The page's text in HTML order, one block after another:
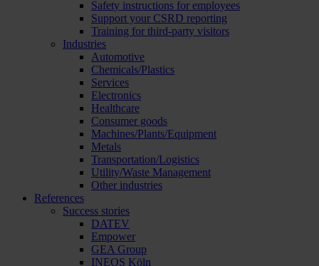
Safety instructions for employees
Support your CSRD reporting
Training for third-party visitors
Industries
Automotive
Chemicals/Plastics
Services
Electronics
Healthcare
Consumer goods
Machines/Plants/Equipment
Metals
Transportation/Logistics
Utility/Waste Management
Other industries
References
Success stories
DATEV
Empower
GEA Group
INEOS Köln